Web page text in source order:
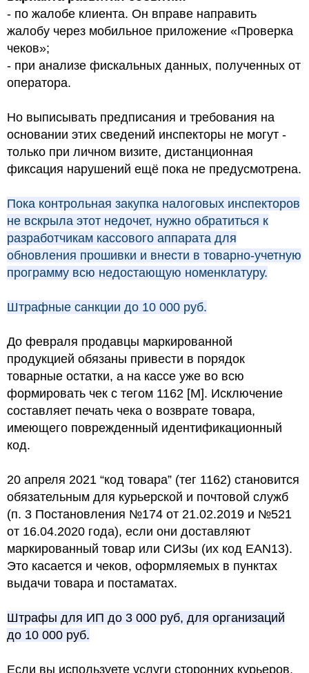
- по жалобе клиента. Он вправе направить
жалобу через мобильное приложение «Проверка
чеков»;
- при анализе фискальных данных, полученных от
оператора.
Но выписывать предписания и требования на
основании этих сведений инспекторы не могут -
только при личном визите, дистанционная
фиксация нарушений ещё пока не предусмотрена.
Пока контрольная закупка налоговых инспекторов
не вскрыла этот недочет, нужно обратиться к
разработчикам кассового аппарата для
обновления прошивки и внести в товарно-учетную
программу всю недостающую номенклатуру.
Штрафные санкции до 10 000 руб.
До февраля продавцы маркированной
продукцией обязаны привести в порядок
товарные остатки, а на кассе уже во всю
формировать чек с тегом 1162 [М]. Исключение
составляет печать чека о возврате товара,
имеющего поврежденный идентификационный
код.
20 апреля 2021 “код товара” (тег 1162) становится
обязательным для курьерской и почтовой служб
(п. 3 Постановления №174 от 21.02.2019 и №521
от 16.04.2020 года), если они доставляют
маркированный товар или СИЗы (их код EAN13).
Это касается и чеков, оформляемых в пунктах
выдачи товара и постаматах.
Штрафы для ИП до 3 000 руб, для организаций
до 10 000 руб.
Если вы используете услуги сторонних курьеров,